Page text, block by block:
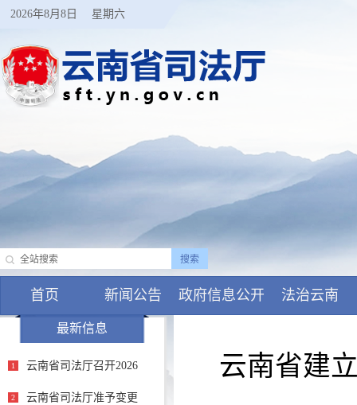
2026年8月8日 星期六
首页 新闻公告 政府信息公开 法治云南
最新信息
1 云南省司法厅召开2026
2 云南省司法厅准予变更
云南省建